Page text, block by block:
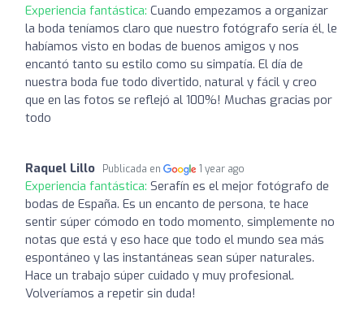
Experiencia fantástica: Cuando empezamos a organizar
la boda teníamos claro que nuestro fotógrafo sería él, le
habíamos visto en bodas de buenos amigos y nos
encantó tanto su estilo como su simpatía. El día de
nuestra boda fue todo divertido, natural y fácil y creo
que en las fotos se reflejó al 100%! Muchas gracias por
todo
Raquel Lillo Publicada en 1 year ago
Experiencia fantástica: Serafín es el mejor fotógrafo de
bodas de España. Es un encanto de persona, te hace
sentir súper cómodo en todo momento, simplemente no
notas que está y eso hace que todo el mundo sea más
espontáneo y las instantáneas sean súper naturales.
Hace un trabajo súper cuidado y muy profesional.
Volveríamos a repetir sin duda!